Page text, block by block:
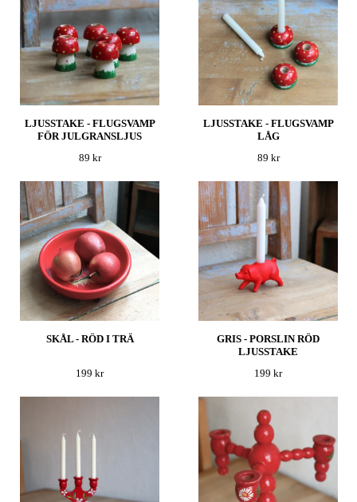
LJUSSTAKE - FLUGSVAMP
FÖR JULGRANSLJUS
89 kr
LJUSSTAKE - FLUGSVAMP
LÅG
89 kr
SKÅL - RÖD I TRÄ
199 kr
GRIS - PORSLIN RÖD
LJUSSTAKE
199 kr